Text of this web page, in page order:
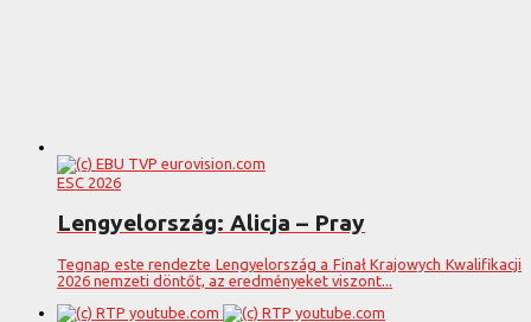
ESC 2026
Lengyelország: Alicja – Pray
Tegnap este rendezte Lengyelország a Finał Krajowych Kwalifikacji
2026 nemzeti döntőt, az eredményeket viszont...